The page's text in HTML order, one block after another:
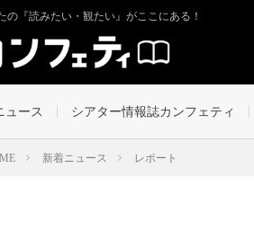
の『読みたい・観たい』がここにある！
ュース シアター情報誌カンフェティ
新着ニュース レポート